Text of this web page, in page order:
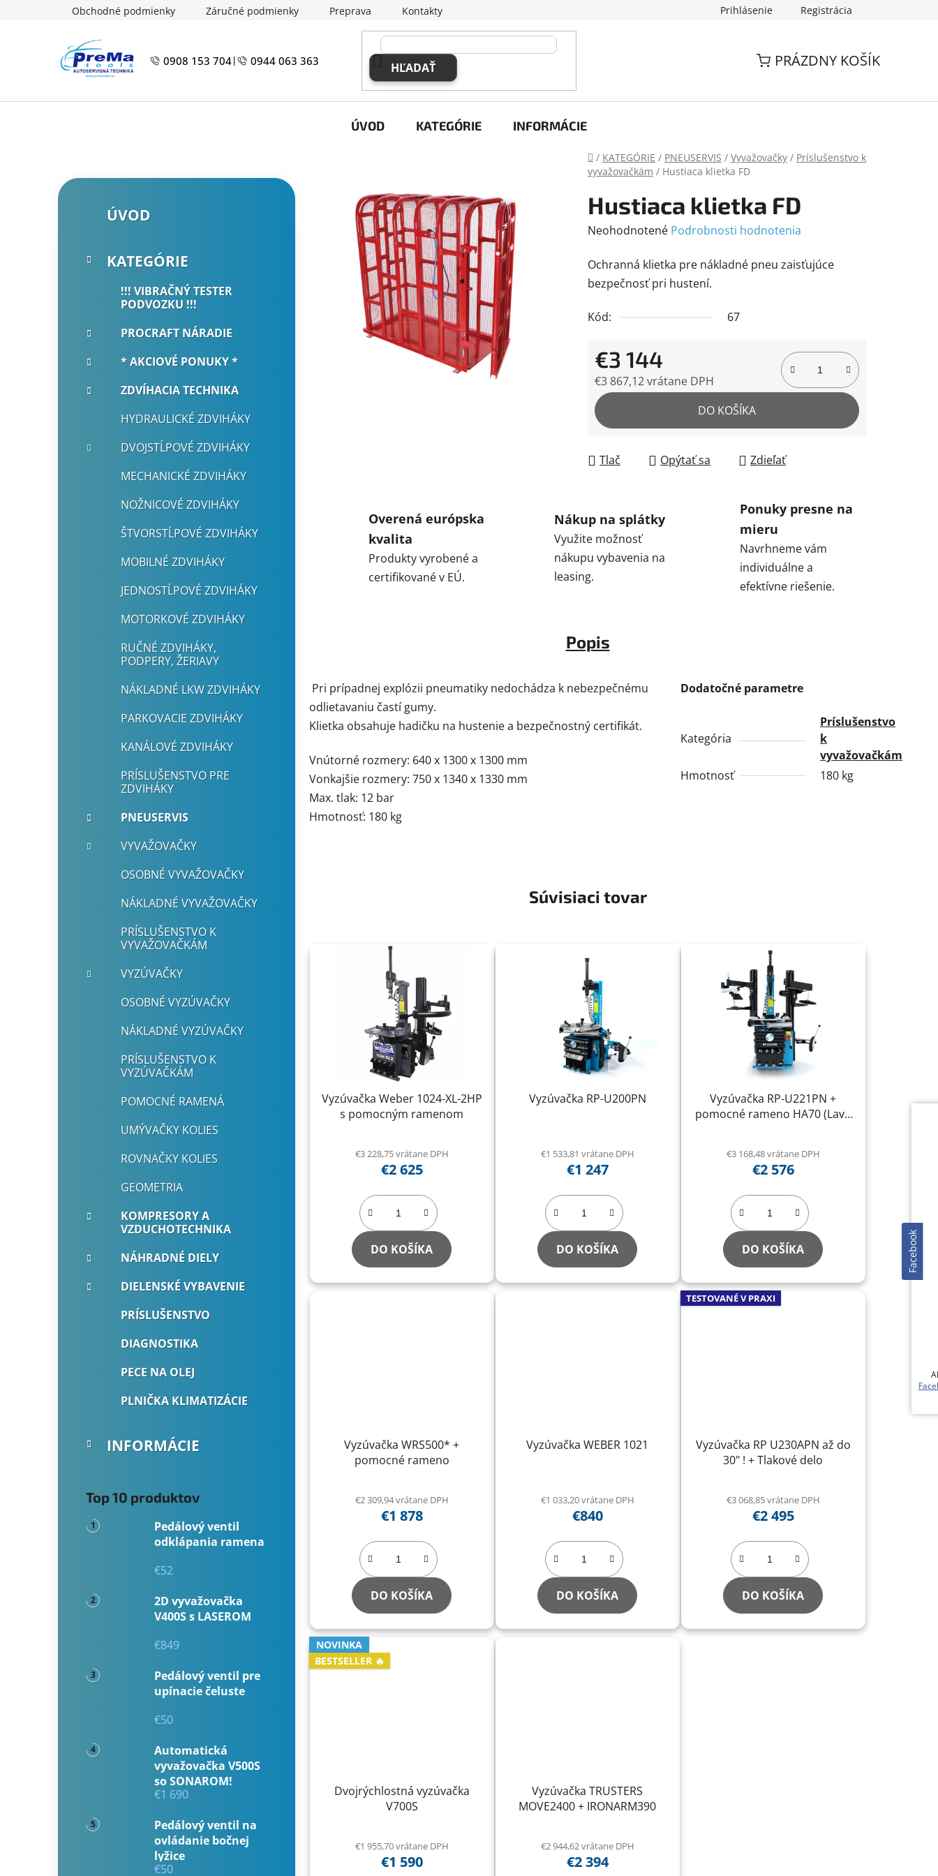
Obchodné podmienky Záručné podmienky Preprava Kontakty Prihlásenie Registrácia
0908 153 704| 0944 063 363 HĽADAŤ PRÁZDNY KOŠÍK
ÚVOD KATEGÓRIE INFORMÁCIE
Domov
/ KATEGÓRIE / PNEUSERVIS / Vyvažovačky / Príslušenstvo k
vyvažovačkám / Hustiaca klietka FD
Preskočiť
kategórie
e
g
e
ÚVOD
KATEGÓRIE
!!! VIBRAČNÝ TESTER
PODVOZKU !!!
PROCRAFT NÁRADIE
* AKCIOVÉ PONUKY *
ZDVÍHACIA TECHNIKA
HYDRAULICKÉ ZDVIHÁKY
DVOJSTĹPOVÉ ZDVIHÁKY
MECHANICKÉ ZDVIHÁKY
NOŽNICOVÉ ZDVIHÁKY
ŠTVORSTĹPOVÉ ZDVIHÁKY
MOBILNÉ ZDVIHÁKY
JEDNOSTĹPOVÉ ZDVIHÁKY
MOTORKOVÉ ZDVIHÁKY
RUČNÉ ZDVIHÁKY,
PODPERY, ŽERIAVY
NÁKLADNÉ LKW ZDVIHÁKY
PARKOVACIE ZDVIHÁKY
KANÁLOVÉ ZDVIHÁKY
PRÍSLUŠENSTVO PRE
ZDVIHÁKY
PNEUSERVIS
VYVAŽOVAČKY
OSOBNÉ VYVAŽOVAČKY
NÁKLADNÉ VYVAŽOVAČKY
PRÍSLUŠENSTVO K
VYVAŽOVAČKÁM
VYZÚVAČKY
OSOBNÉ VYZÚVAČKY
NÁKLADNÉ VYZÚVAČKY
PRÍSLUŠENSTVO K
VYZÚVAČKÁM
POMOCNÉ RAMENÁ
UMÝVAČKY KOLIES
ROVNAČKY KOLIES
GEOMETRIA
KOMPRESORY A
VZDUCHOTECHNIKA
NÁHRADNÉ DIELY
DIELENSKÉ VYBAVENIE
PRÍSLUŠENSTVO
DIAGNOSTIKA
PECE NA OLEJ
PLNIČKA KLIMATIZÁCIE
INFORMÁCIE
Top 10 produktov
Pedálový ventil
odklápania ramena
€52
2D vyvažovačka
V400S s LASEROM
€849
Pedálový ventil pre
upínacie čeluste
€50
Automatická
vyvažovačka V500S
so SONAROM!
€1 690
Pedálový ventil na
ovládanie bočnej
lyžice
€50
Hustiaca klietka FD
Priemerné
produktu
je
z
hviezdičiek.
Neohodnotené Podrobnosti hodnotenia
Ochranná klietka pre nákladné pneu zaisťujúce
bezpečnosť pri hustení.
Kód: 67
€3 144
€3 867,12 vrátane DPH
Jednotková cena:
DO KOŠÍKA
Tlač Opýtať sa Zdieľať
Overená európska
kvalita
Produkty vyrobené a
certifikované v EÚ.
Nákup na splátky
Využite možnosť
nákupu vybavenia na
leasing.
Ponuky presne na
mieru
Navrhneme vám
individuálne a
efektívne riešenie.
Popis
Pri prípadnej explózii pneumatiky nedochádza k nebezpečnému
odlietavaniu častí gumy.
Klietka obsahuje hadičku na husteniea bezpečnostný certifikát.
Vnútorné rozmery: 640 x 1300x 1300 mm
Vonkajšie rozmery: 750 x 1340x 1330 mm
Max. tlak: 12 bar
Hmotnosť: 180 kg
Dodatočné parametre
Kategória
Príslušenstvo
k
vyvažovačkám
Hmotnosť
180 kg
Súvisiaci tovar
Vyzúvačka Weber 1024-XL-2HP
s pomocným ramenom
€3 228,75 vrátane DPH
€2 625
DO KOŠÍKA
Vyzúvačka RP-U200PN
€1 533,81 vrátane DPH
€1 247
DO KOŠÍKA
Vyzúvačka RP-U221PN +
pomocné rameno HA70 (Lavé
€3 168,48 vrátane DPH
€2 576
DO KOŠÍKA
Vyzúvačka WRS500* +
pomocné rameno
€2 309,94 vrátane DPH
€1 878
DO KOŠÍKA
Vyzúvačka WEBER 1021
€1 033,20 vrátane DPH
€840
DO KOŠÍKA
TESTOVANÉ V PRAXI
Vyzúvačka RP U230APN až do
30" ! + Tlakové delo
€3 068,85 vrátane DPH
€2 495
DO KOŠÍKA
NOVINKA
BESTSELLER 🔥
Dvojrýchlostná vyzúvačka
V700S
€1 955,70 vrátane DPH
€1 590
Vyzúvačka TRUSTERS
MOVE2400 + IRONARM390
€2 944,62 vrátane DPH
€2 394
Facebook